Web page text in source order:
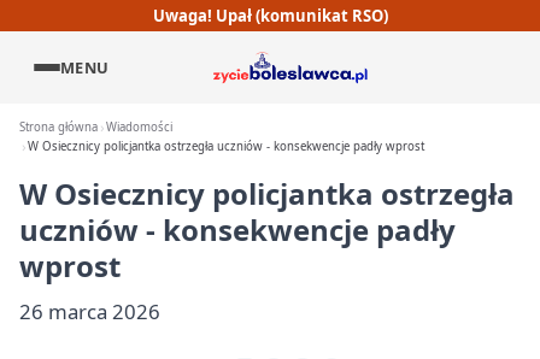
Uwaga! Upał (komunikat RSO)
MENU
Strona główna Wiadomości
W Osiecznicy policjantka ostrzegła uczniów - konsekwencje padły wprost
W Osiecznicy policjantka ostrzegła
uczniów - konsekwencje padły
wprost
26 marca 2026